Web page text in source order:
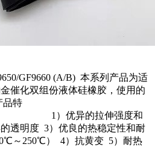
GF9660 (A/B) 本系列产品为适
催化双组份液体硅橡胶，使用的
品特
的拉伸强度和
透明度 3）优良的热稳定性和耐
～250℃） 4）抗黄变 5）耐热